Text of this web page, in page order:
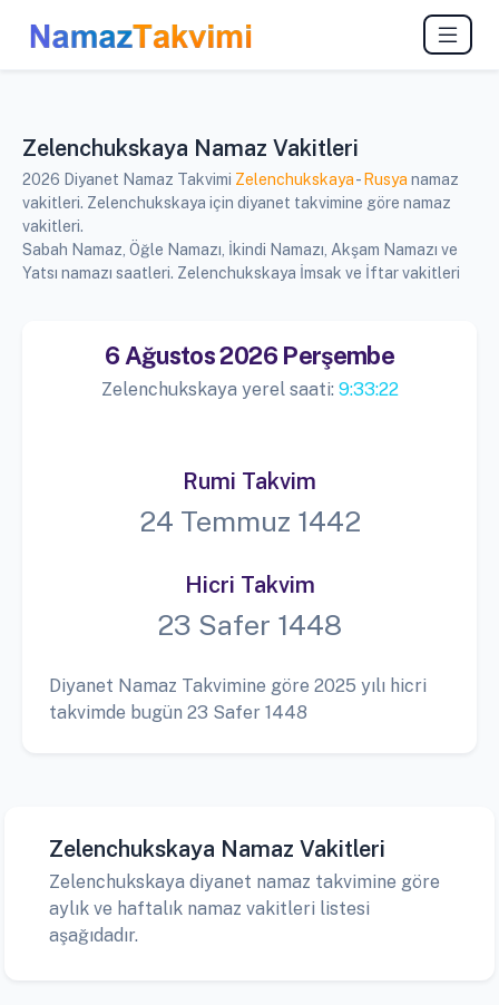
Zelenchukskaya Namaz Vakitleri
2026 Diyanet Namaz Takvimi Zelenchukskaya- Rusya namaz
vakitleri. Zelenchukskaya için diyanet takvimine göre namaz
vakitleri.
Sabah Namaz, Öğle Namazı, İkindi Namazı, Akşam Namazı ve
Yatsı namazı saatleri. Zelenchukskaya İmsak ve İftar vakitleri
6 Ağustos 2026 Perşembe
Zelenchukskaya yerel saati: 9:33:22
Rumi Takvim
24 Temmuz 1442
Hicri Takvim
23 Safer 1448
Diyanet Namaz Takvimine göre 2025 yılı hicri
takvimde bugün 23 Safer 1448
Zelenchukskaya Namaz Vakitleri
Zelenchukskaya diyanet namaz takvimine göre
aylık ve haftalık namaz vakitleri listesi
aşağıdadır.